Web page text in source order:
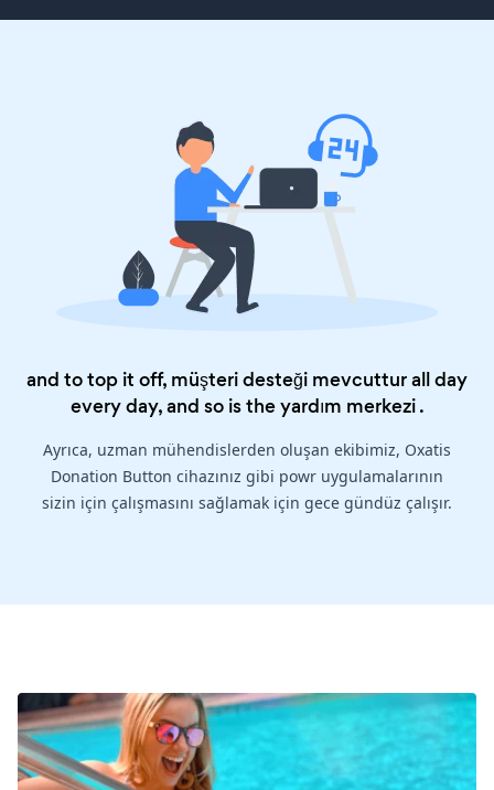
and to top it off, müşteri desteği mevcuttur all day
every day, and so is theyardım merkezi.
Ayrıca, uzman mühendislerden oluşan ekibimiz, Oxatis
Donation Button cihazınız gibi powr uygulamalarının
sizin için çalışmasını sağlamak için gece gündüz çalışır.